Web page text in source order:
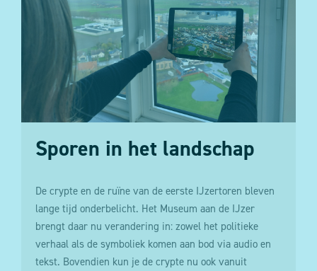
Sporen in het landschap
De crypte en de ruïne van de eerste IJzertoren bleven
lange tijd onderbelicht. Het Museum aan de IJzer
brengt daar nu verandering in: zowel het politieke
verhaal als de symboliek komen aan bod via audio en
tekst. Bovendien kun je de crypte nu ook vanuit
passen via de cookie manager.